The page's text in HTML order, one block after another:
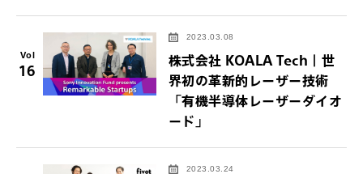
Vol
16
2023.03.08
株式会社 KOALA Tech｜世
界初の革新的レーザー技術
「有機半導体レーザーダイオ
ード」
2023.03.24